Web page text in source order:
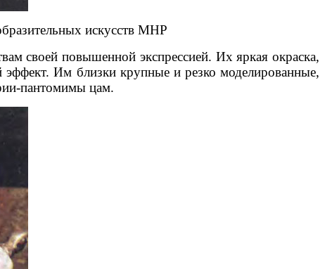
искусств МНР
своей повышенной экспрессией. Их яркая окраска,
эффект. Им близки крупные и резко моделированные,
пантомимы цам.